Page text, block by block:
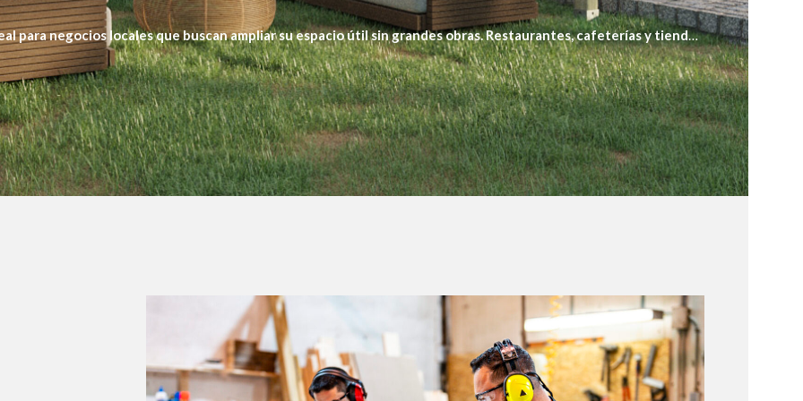
para negocios locales que buscan ampliar su espacio útil sin grandes obras. Restaurantes, cafeterías y tiendas
experiencia al aire libre. Con un diseño a medida, cada proyecto se adapta a las dimensiones y estilo del local.